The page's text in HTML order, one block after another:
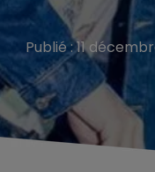
Publié : 11